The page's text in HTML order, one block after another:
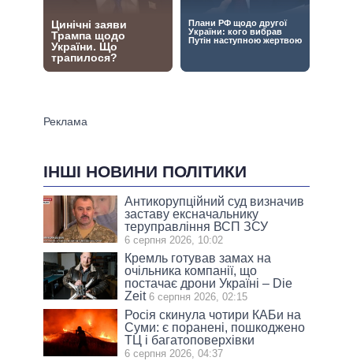
ІНШІ НОВИНИ ПОЛІТИКИ
Антикорупційний суд визначив
заставу ексначальнику
теруправління ВСП ЗСУ
6 серпня 2026, 10:02
Кремль готував замах на
очільника компанії, що
постачає дрони Україні – Die
Zeit 6 серпня 2026, 02:15
Росія скинула чотири КАБи на
Суми: є поранені, пошкоджено
ТЦ і багатоповерхівки
6 серпня 2026, 04:37